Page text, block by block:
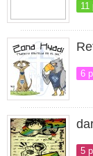
11
6
5